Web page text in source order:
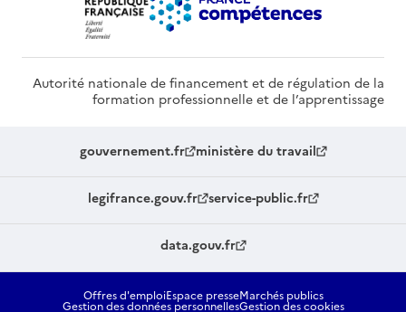
Autorité nationale de financement et de régulation de la
formation professionnelle et de l’apprentissage
gouvernement.fr ministère du travail
legifrance.gouv.fr service-public.fr
data.gouv.fr
Offres d'emploiEspace presseMarchés publics
Gestion des données personnellesGestion des cookies